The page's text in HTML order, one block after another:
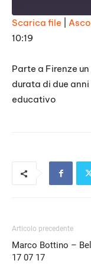
SHARE
LINK
EMBED
Scarica file
10:19
Parte a Firenze
durata di due
educativo
Articolo precedente
Marco Bottino –
17 07 17